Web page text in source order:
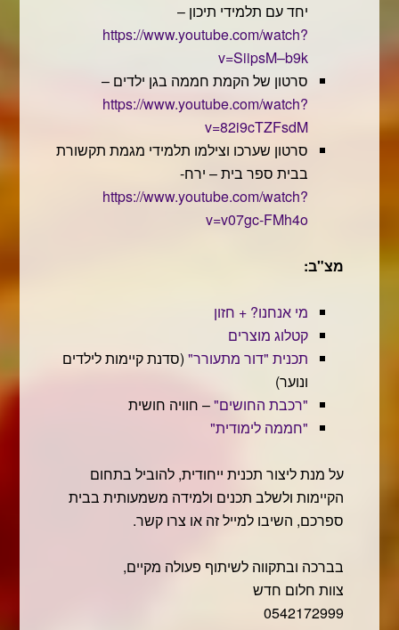
יחד עם תלמידי תיכון –
https://www.youtube.com/watch?
v=SiipsM–b9k
סרטון של הקמת חממה בגן ילדים –
https://www.youtube.com/watch?
v=82i9cTZFsdM
סרטון שערכו וצילמו תלמידי מגמת תקשורת
בבית ספר בית – ירח-
https://www.youtube.com/watch?
v=v07gc-FMh4o
מצ"ב:
מי אנחנו? + חזון
קטלוג מוצרים
תכנית "דור מתעורר" (סדנת קיימות לילדים
ונוער)
"רכבת החושים"– חוויה חושית
"חממה לימודית"
על מנת ליצור תכנית ייחודית, להוביל בתחום
הקיימות ולשלב תכנים ולמידה משמעותית בבית
ספרכם, השיבו למייל זה או צרו קשר.
בברכה ובתקווה לשיתוף פעולה מקיים,
צוות חלום חדש
0542172999